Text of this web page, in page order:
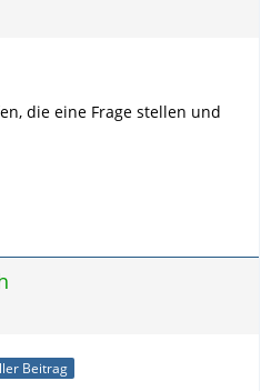
die eine Frage stellen und
Beitrag